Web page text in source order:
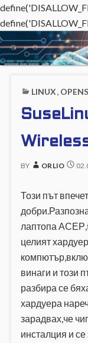
o
r
LINUX,
BY ORLIO
Този път
лаптопа
целият
винаги и този
разбира се
хардуера
зарадвах,че
инсталция и